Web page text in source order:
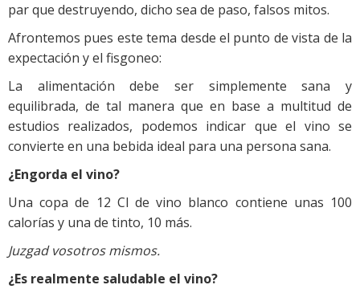
par que destruyendo, dicho sea de paso, falsos mitos.
Afrontemos pues este tema desde el punto de vista de la
expectación y el fisgoneo:
La alimentación debe ser simplemente sana y
equilibrada, de tal manera que en base a multitud de
estudios realizados, podemos indicar que el vino se
convierte en una bebida ideal para una persona sana.
¿Engorda el vino?
Una copa de 12 Cl de vino blanco contiene unas 100
calorías y una de tinto, 10 más.
Juzgad vosotros mismos.
¿Es realmente saludable el vino?